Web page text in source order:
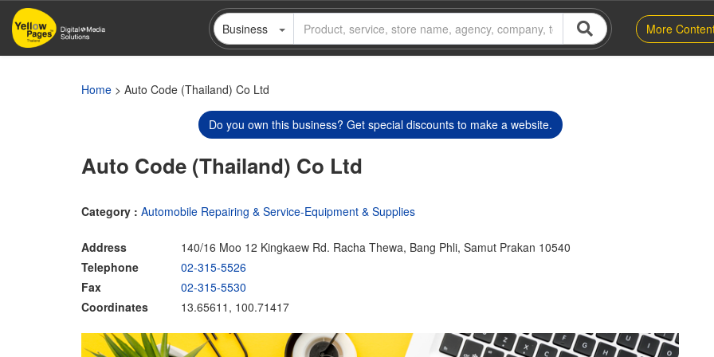
Skip
main
Business More
Home > Auto Code (Thailand) Co Ltd
Do you own this business? Get special discounts to make a website.
Auto Code (Thailand) Co Ltd
Category : Automobile Repairing & Service-Equipment & Supplies
Address
140/16 Moo 12 Kingkaew Rd. Racha Thewa, Bang Phli, Samut Prakan 10540
Telephone
02-315-5526
Fax
02-315-5530
Coordinates
13.65611, 100.71417